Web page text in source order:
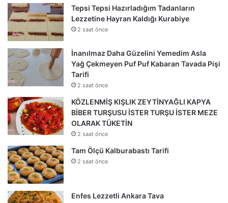
Tepsi Tepsi Hazırladığım Tadanların
Lezzetine Hayran Kaldığı Kurabiye
2 saat önce
İnanılmaz Daha Güzelini Yemedim Asla
Yağ Çekmeyen Puf Puf Kabaran Tavada Pişi
Tarifi
2 saat önce
KÖZLENMİŞ KIŞLIK ZEYTİNYAĞLI KAPYA
BİBER TURŞUSU İSTER TURŞU İSTER MEZE
OLARAK TÜKETİN
2 saat önce
Tam Ölçü Kalburabastı Tarifi
2 saat önce
Enfes Lezzetli Ankara Tava